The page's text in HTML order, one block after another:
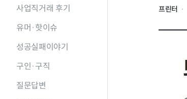
사업직거래 후기
유머·핫이슈
성공실패이야기
구인·구직
질문답변
프린터